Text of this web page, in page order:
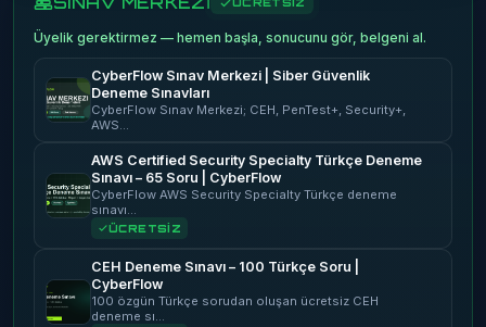
Üyelik gerektirmez — hemen başla, sonucunu gör, belgeni al.
CyberFlow Sınav Merkezi | Siber Güvenlik
Deneme Sınavları
CyberFlow Sınav Merkezi; CEH, PenTest+, Security+,
AWS…
AWS Certified Security Specialty Türkçe Deneme
Sınavı – 65 Soru | CyberFlow
CyberFlow AWS Security Specialty Türkçe deneme
sınavı…
ÜCRETSİZ
CEH Deneme Sınavı – 100 Türkçe Soru |
CyberFlow
100 özgün Türkçe sorudan oluşan ücretsiz CEH
deneme sı…